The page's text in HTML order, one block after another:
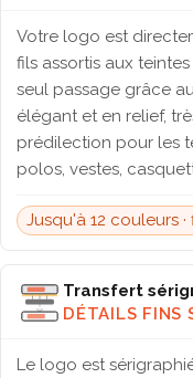
Votre logo est
fils assortis aux
seul passage grâce
élégant et en relief,
prédilection pour les
polos, vestes,
Jusqu'à 12 couleurs
Transfert
DÉTAILS FINS
Le logo est